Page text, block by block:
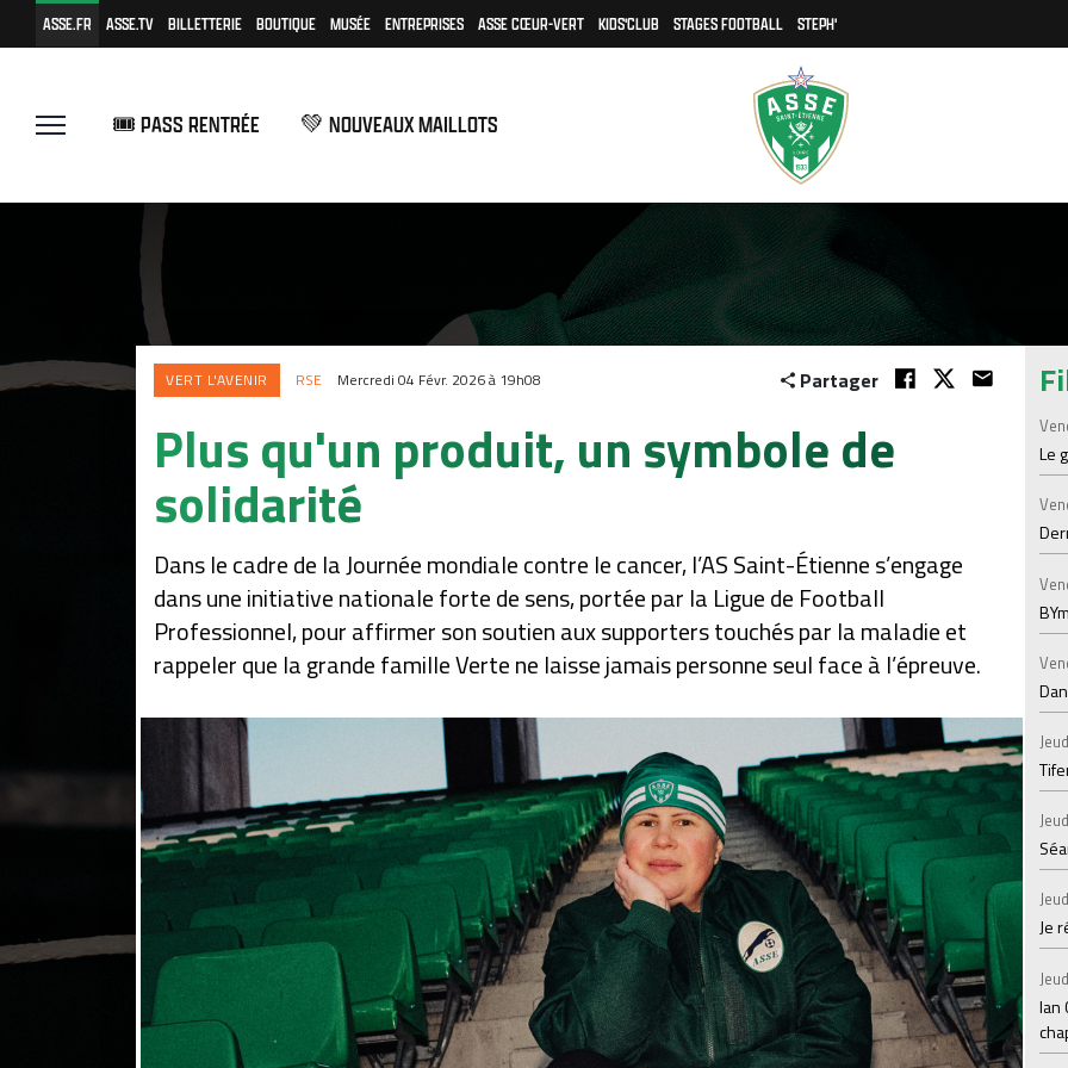
ASSE.FR ASSE.TV BILLETTERIE BOUTIQUE MUSÉE ENTREPRISES ASSE CŒUR-VERT KIDS'CLUB STAGES FOOTBALL STEPH'
🎟️ PASS RENTRÉE 💚 NOUVEAUX MAILLOTS
VERT L'AVENIR RSE Mercredi 04 Févr. 2026 à 19h08 Partager
Plus qu'un produit, un symbole de
solidarité
Dans le cadre de la Journée mondiale contre le cancer, l’AS Saint-Étienne s’engage
dans une initiative nationale forte de sens, portée par la Ligue de Football
Professionnel, pour affirmer son soutien aux supporters touchés par la maladie et
rappeler que la grande famille Verte ne laisse jamais personne seul face à l’épreuve.
Le
Je
Ian